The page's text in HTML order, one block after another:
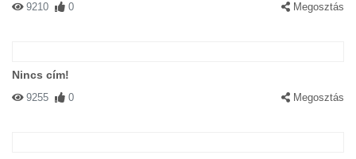
9210 0 Megosztás
Nincs cím!
9255 0 Megosztás